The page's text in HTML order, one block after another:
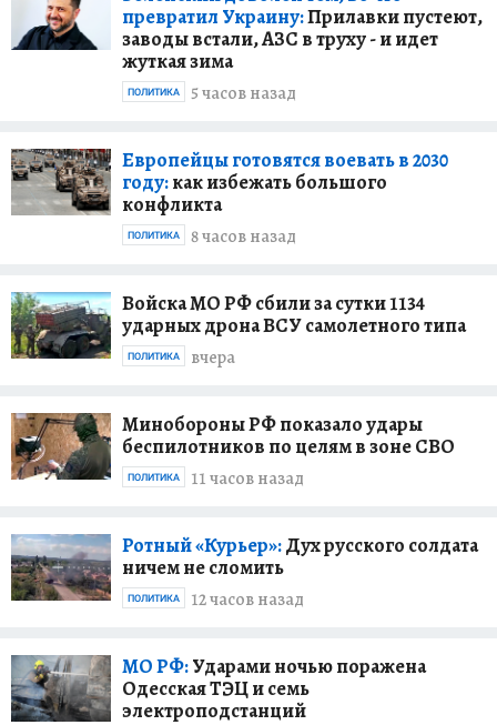
превратил Украину:Прилавки пустеют,
заводы встали, АЗС в труху - и идет
жуткая зима
5 часов назад
ПОЛИТИКА
Европейцы готовятся воевать в 2030
году:как избежать большого
конфликта
8 часов назад
ПОЛИТИКА
Войска МО РФ сбили за сутки 1134
ударных дрона ВСУ самолетного типа
вчера
ПОЛИТИКА
Минобороны РФ показало удары
беспилотников по целям в зоне СВО
11 часов назад
ПОЛИТИКА
Ротный «Курьер»:Дух русского солдата
ничем не сломить
12 часов назад
ПОЛИТИКА
МО РФ:Ударами ночью поражена
Одесская ТЭЦ и семь
электроподстанций